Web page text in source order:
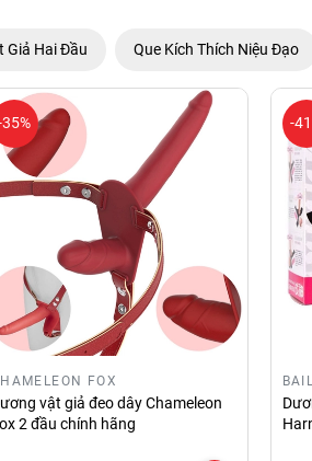
Giả Hai Đầu Que Kích Thích Niệu Đạo
FOX
vật giả đeo dây Chameleon
2 đầu chính hãng
-